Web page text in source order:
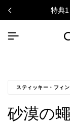
特
スティッキー・フィ
砂漠の蠅